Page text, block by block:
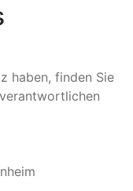
haben, finden Sie